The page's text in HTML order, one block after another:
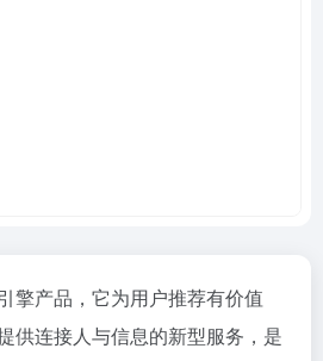
擎产品，它为用户推荐有价值
供连接人与信息的新型服务，是